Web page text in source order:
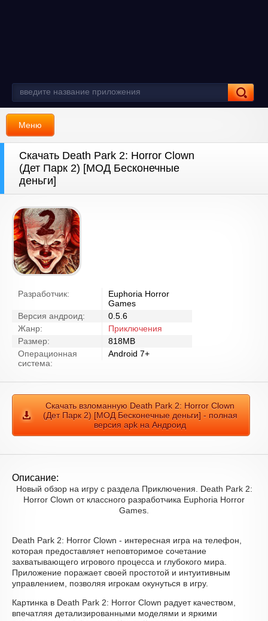
Меню
Скачать Death Park 2: Horror Clown
(Дет Парк 2) [МОД Бесконечные
деньги]
Разработчик:
Euphoria Horror
Games
Версия андроид:
0.5.6
Жанр:
Приключения
Размер:
818MB
Операционная
система:
Android 7+
Скачать взломанную Death Park 2: Horror Clown
(Дет Парк 2) [МОД Бесконечные деньги] - полная
версия apk на Андроид
Описание:
Новый обзор на игру с раздела Приключения. Death Park 2:
Horror Clown от классного разработчика Euphoria Horror
Games.
Death Park 2: Horror Clown - интересная игра на телефон,
которая предоставляет неповторимое сочетание
захватывающего игрового процесса и глубокого мира.
Приложение поражает своей простотой и интуитивным
управлением, позволяя игрокам окунуться в игру.
Картинка в Death Park 2: Horror Clown радует качеством,
впечатляя детализированными моделями и яркими